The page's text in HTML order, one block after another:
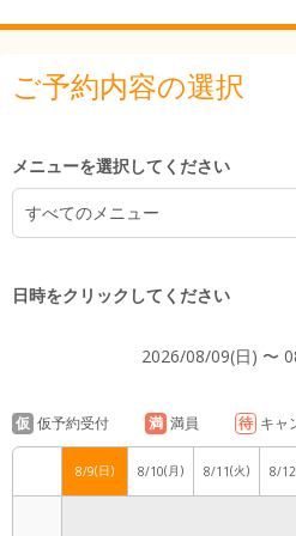
ご予約内容の選択
メニューを選択してください
すべてのメニュー
日時をクリックしてください
2026/08/09(日) 〜
仮 仮予約受付 満 満員 待 キャ
8/9(日) 8/10(月) 8/11(火) 8/12
6:00